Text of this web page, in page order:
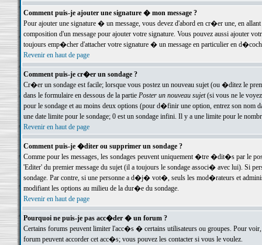
Comment puis-je ajouter une signature � mon message ?
Pour ajouter une signature � un message, vous devez d'abord en cr�er une, en
composition d'un message pour ajouter votre signature. Vous pouvez aussi ajouter
toujours emp�cher d'attacher votre signature � un message en particulier en
Revenir en haut de page
Comment puis-je cr�er un sondage ?
Cr�er un sondage est facile; lorsque vous postez un nouveau sujet (ou �ditez le
dans le formulaire en dessous de la partie Poster un nouveau sujet(si vous ne le voyez
pour le sondage et au moins deux options (pour d�finir une option, entrez son nom
une date limite pour le sondage; 0 est un sondage infini. Il y a une limite pour le
Revenir en haut de page
Comment puis-je �diter ou supprimer un sondage ?
Comme pour les messages, les sondages peuvent uniquement �tre �dit�s par le
'Editer' du premier message du sujet (il a toujours le sondage associ� avec lui). Si
sondage. Par contre, si une personne a d�j� vot�, seuls les mod�rateurs et
modifiant les options au milieu de la dur�e du sondage.
Revenir en haut de page
Pourquoi ne puis-je pas acc�der � un forum ?
Certains forums peuvent limiter l'acc�s � certains utilisateurs ou groupes. Pour
forum peuvent accorder cet acc�s; vous pouvez les contacter si vous le voulez.